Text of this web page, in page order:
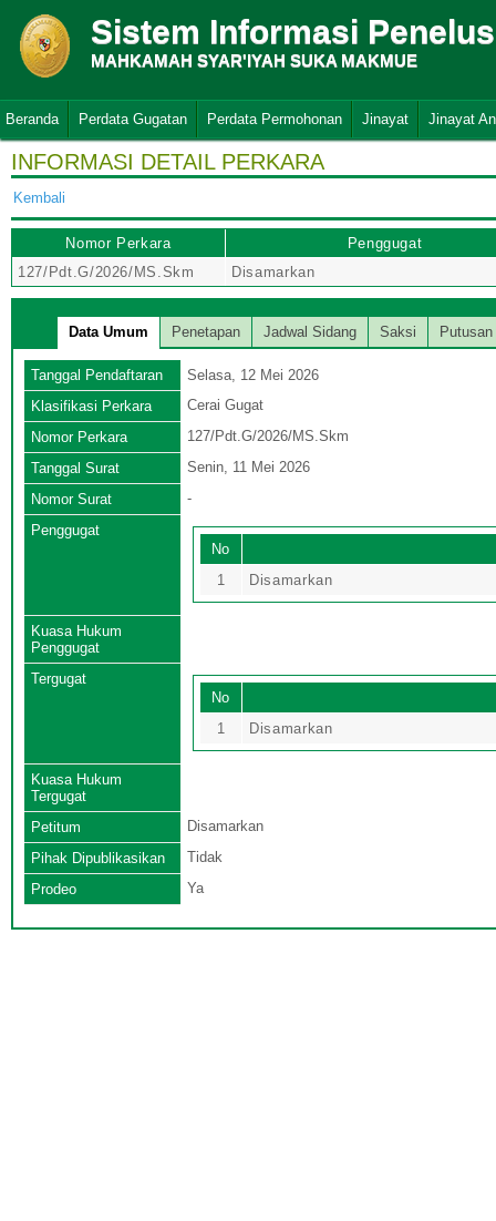
Sistem Informasi
MAHKAMAH SYAR'IYAH SUKA MAKMUE
Beranda Perdata Gugatan Perdata Permohonan Jinayat Jinayat
INFORMASI DETAIL PERKARA
Kembali
Nomor Perkara
Penggugat
127/Pdt.G/2026/MS.Skm
Disamarkan
Data Umum Penetapan Jadwal Sidang Saksi Putusan
Tanggal Pendaftaran
Selasa, 12 Mei 2026
Klasifikasi Perkara
Cerai Gugat
Nomor Perkara
127/Pdt.G/2026/MS.Skm
Tanggal Surat
Senin, 11 Mei 2026
Nomor Surat
-
Penggugat
No
1
Disamarkan
Kuasa Hukum
Penggugat
Tergugat
No
1
Disamarkan
Kuasa Hukum
Tergugat
Petitum
Disamarkan
Pihak Dipublikasikan
Tidak
Prodeo
Ya